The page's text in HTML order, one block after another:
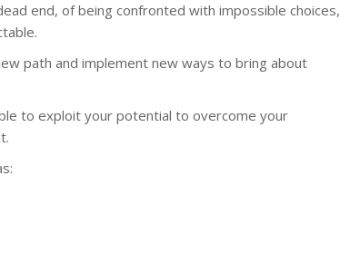
end, of being confronted with impossible choices,
path and implement new ways to bring about
to exploit your potential to overcome your